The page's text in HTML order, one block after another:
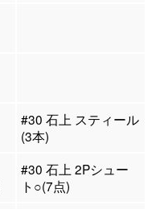
#30 石上 スティール
(3本)
#30 石上 2Pシュー
ト○(7点)